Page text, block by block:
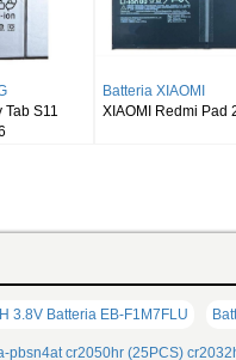
Batteria SAMSUNG
SAMSUNG Galaxy Tab S8 Ultra
3.8V Batteria EB-F1M7FLU
pbsn4at cr2050hr (25PCS)